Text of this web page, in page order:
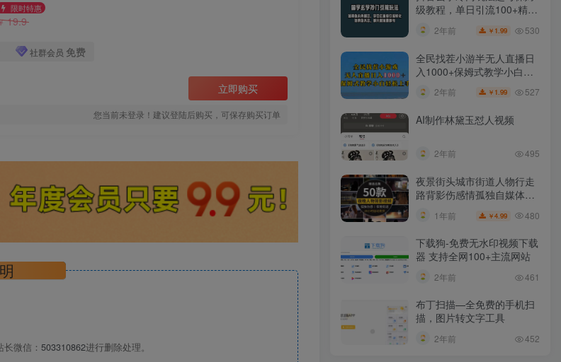
限时特惠
19.9
社群会员 免费
立即购买
您当前未登录！建议登陆后购买，可保存购买订单
微信： 503310862进行删除处理。
级教程，单日引流100+精准
玄学粉
2年前 ￥ 1.99 530
全民找茬小游半无人直播日
入1000+保姆式教学小白轻
2年前 ￥ 1.99 527
AI制作林黛玉怼人视频
2年前 495
夜景街头城市街道人物行走
路背影伤感情孤独自媒体抖
1年前 ￥4.99 480
下载狗-免费无水印视频下载
器 支持全网100+主流网站​
2年前 461
布丁扫描—全免费的手机扫
描，图片转文字工具
2年前 452